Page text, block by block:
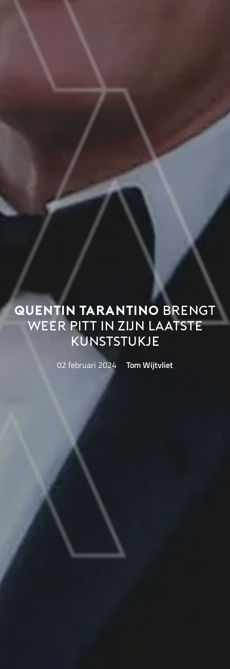
Quentin Tarantino brengt
weer Pitt in zijn laatste
kunststukje
02 februari 2024 Tom Wijtvliet